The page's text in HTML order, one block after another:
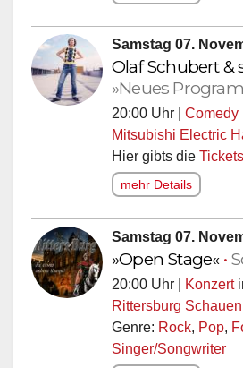
Samstag 07.
Olaf Schubert &
»Neues
20:00 Uhr | Comedy
Mitsubishi Electric
Hier gibts die
mehr Details
Samstag 07.
»Open Stage« •
20:00 Uhr | Konzert
Rittersburg
Genre: Rock, Pop,
Singer/Songwriter